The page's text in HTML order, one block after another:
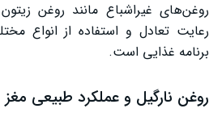
روغن‌های غیراشباع مانند روغن
رعایت تعادل و استفاده از انواع
برنامه غذایی است.
روغن نارگیل و عملکرد طبیعی مغز